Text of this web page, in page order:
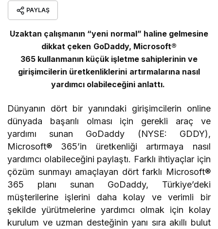
PAYLAŞ
Uzaktan çalışmanın “yeni normal” haline gelmesine
dikkat çeken GoDaddy, Microsoft®
365 kullanmanın küçük işletme sahiplerinin ve
girişimcilerin üretkenliklerini artırmalarına nasıl
yardımcı olabileceğini anlattı.
Dünyanın dört bir yanındaki girişimcilerin online
dünyada başarılı olması için gerekli araç ve
yardımı sunan GoDaddy (NYSE: GDDY),
Microsoft® 365’in üretkenliği artırmaya nasıl
yardımcı olabileceğini paylaştı. Farklı ihtiyaçlar için
çözüm sunmayı amaçlayan dört farklı Microsoft®
365 planı sunan GoDaddy, Türkiye’deki
müşterilerine işlerini daha kolay ve verimli bir
şekilde yürütmelerine yardımcı olmak için kolay
kurulum ve uzman desteğinin yanı sıra akıllı bulut